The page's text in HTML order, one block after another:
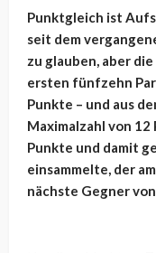
Punktgleich ist
seit dem
zu glauben, aber
ersten fünfzehn
Punkte – und aus
Maximalzahl von
Punkte und damit
einsammelte, der
nächste Gegner